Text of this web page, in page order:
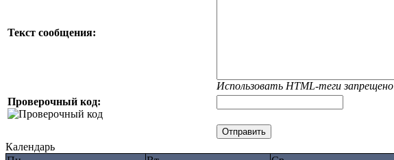
Текст сообщения:
Использовать HTML-теги запрещено
Проверочный код:
Календарь